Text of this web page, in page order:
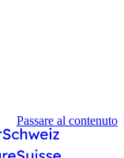
Passare al contenuto